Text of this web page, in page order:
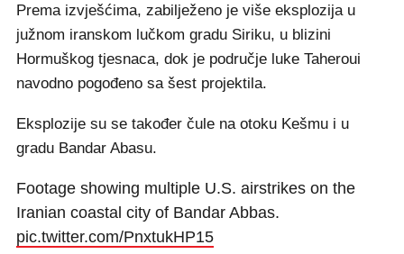
Prema izvješćima, zabilježeno je više eksplozija u
južnom iranskom lučkom gradu Siriku, u blizini
Hormuškog tjesnaca, dok je područje luke Taheroui
navodno pogođeno sa šest projektila.
Eksplozije su se također čule na otoku Kešmu i u
gradu Bandar Abasu.
Footage showing multiple U.S. airstrikes on the
Iranian coastal city of Bandar Abbas.
pic.twitter.com/PnxtukHP15